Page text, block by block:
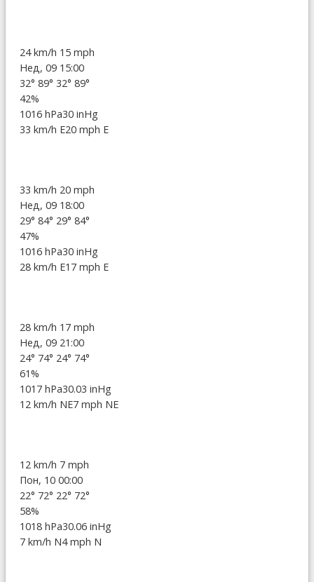
24 km/h 15 mph
Нед, 09 15:00
32° 89° 32° 89°
42%
1016 hPa30 inHg
33 km/h E20 mph E
33 km/h 20 mph
Нед, 09 18:00
29° 84° 29° 84°
47%
1016 hPa30 inHg
28 km/h E17 mph E
28 km/h 17 mph
Нед, 09 21:00
24° 74° 24° 74°
61%
1017 hPa30.03 inHg
12 km/h NE7 mph NE
12 km/h 7 mph
Пон, 10 00:00
22° 72° 22° 72°
58%
1018 hPa30.06 inHg
7 km/h N4 mph N